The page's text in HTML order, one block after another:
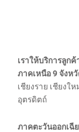
เราให้บริการลูก
ภาคเหนือ 9 จังห
เชียงราย เชียงใ
อุตรดิตถ์
ภาคตะวันออกเฉี